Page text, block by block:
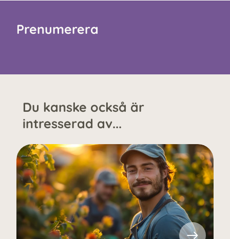
Prenumerera
Du kanske också är
intresserad av...